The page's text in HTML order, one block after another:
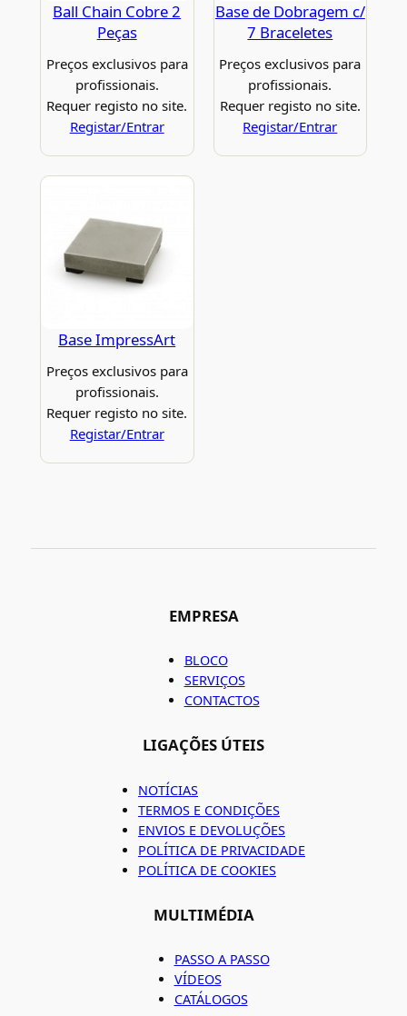
Ball Chain Cobre 2
Peças
Preços exclusivos para
profissionais.
Requer registo no site.
Registar/Entrar
Base de Dobragem c/
7 Braceletes
Preços exclusivos para
profissionais.
Requer registo no site.
Registar/Entrar
Base ImpressArt
Preços exclusivos para
profissionais.
Requer registo no site.
Registar/Entrar
EMPRESA
BLOCO
SERVIÇOS
CONTACTOS
LIGAÇÕES ÚTEIS
NOTÍCIAS
TERMOS E CONDIÇÕES
ENVIOS E DEVOLUÇÕES
POLÍTICA DE PRIVACIDADE
POLÍTICA DE COOKIES
MULTIMÉDIA
PASSO A PASSO
VÍDEOS
CATÁLOGOS